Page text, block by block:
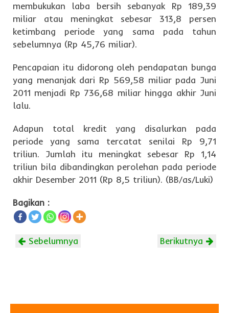
membukukan laba bersih sebanyak Rp 189,39
miliar atau meningkat sebesar 313,8 persen
ketimbang periode yang sama pada tahun
sebelumnya (Rp 45,76 miliar).
Pencapaian itu didorong oleh pendapatan bunga
yang menanjak dari Rp 569,58 miliar pada Juni
2011 menjadi Rp 736,68 miliar hingga akhir Juni
lalu.
Adapun total kredit yang disalurkan pada
periode yang sama tercatat senilai Rp 9,71
triliun. Jumlah itu meningkat sebesar Rp 1,14
triliun bila dibandingkan perolehan pada periode
akhir Desember 2011 (Rp 8,5 triliun). (BB/as/Luki)
Bagikan :
Berikutnya
Sebelumnya